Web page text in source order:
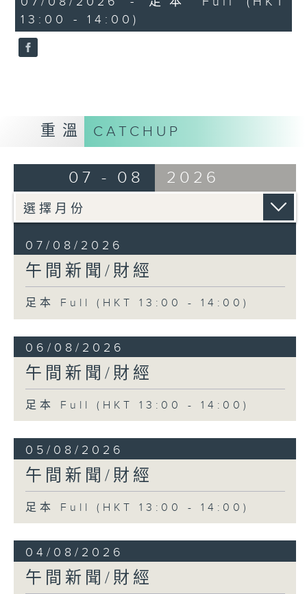
hour,
0
seconds
13:00 - 14:00)
重溫 CATCHUP
07 - 08 2026
07/08/2026
午間新聞/財經
足本 Full (HKT 13:00 - 14:00)
06/08/2026
午間新聞/財經
足本 Full (HKT 13:00 - 14:00)
05/08/2026
午間新聞/財經
足本 Full (HKT 13:00 - 14:00)
04/08/2026
午間新聞/財經